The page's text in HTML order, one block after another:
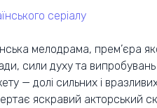
серіалу
мелодрама, прем’єра
сили духу та
— долі сильних і
яскравий акторський